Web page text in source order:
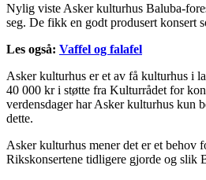
Nylig viste Asker kulturhus Baluba-
seg. De fikk en godt produsert konsert
Les også: Vaffel og falafel
Asker kulturhus er et av få kulturhus i
40 000 kr i støtte fra Kulturrådet for
verdensdager har Asker kulturhus kun
dette.
Asker kulturhus mener det er et behov
Rikskonsertene tidligere gjorde og slik